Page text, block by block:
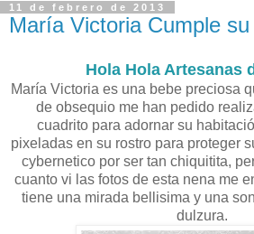
11 de febrero de 2013
María Victoria Cumple su
Hola Hola Artesanas
María Victoria es una bebe preciosa
de obsequio me han pedido
cuadrito para adornar su
pixeladas en su rostro para proteger
cybernetico por ser tan chiquitita,
cuanto vi las fotos de esta nena me
tiene una mirada bellisima y una
dulzura.